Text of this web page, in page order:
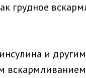
грудное
и